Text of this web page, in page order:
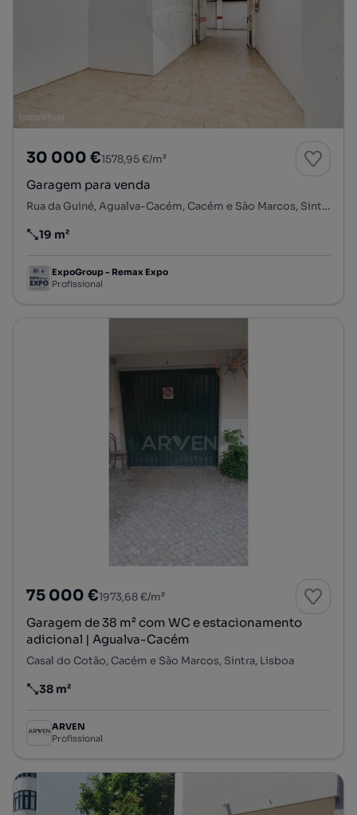
30 000 €1578,95 €/m²
Garagem para venda
Rua da Guiné, Agualva-Cacém, Cacém e São Marcos, Sintra, Lisboa
Preço por metro quadrado
19 m²
ExpoGroup - Remax Expo
Profissional
75 000 €1973,68 €/m²
Garagem de 38 m² com WC e estacionamento
adicional | Agualva-Cacém
Casal do Cotão, Cacém e São Marcos, Sintra, Lisboa
Preço por metro quadrado
38 m²
ARVEN
Profissional